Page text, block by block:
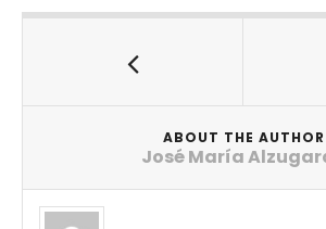
ABOUT THE AUTHOR
José María